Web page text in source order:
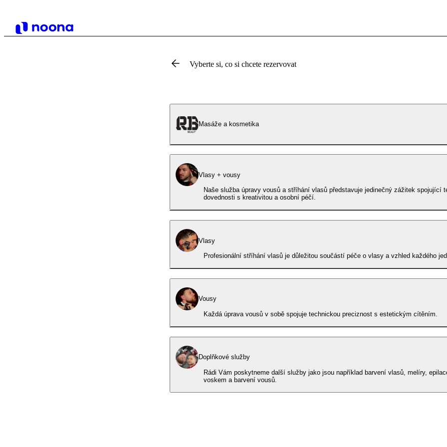
Vyberte si, co si chcete rezervovat
Masáže a kosmetika
Vlasy + vousy
Naše služba úpravy vousů a stříhání vlasů představuje jedinečný zážitek spojující
dovednosti s kreativitou a osobní péčí.
Vlasy
Profesionální stříhání vlasů je důležitou součástí péče o vlasy a vzhled každého
Vousy
Každá úprava vousů v sobě spojuje technickou preciznost s estetickým cítěním.
Doplňkové služby
Rádi Vám poskytneme další služby jako jsou například barvení vlasů, melíry,
voskem a barvení vousů.